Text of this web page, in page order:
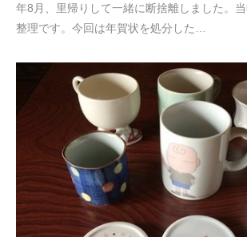
年8月、里帰りして一緒に断捨離しました。
整理です。今回は年賀状を処分した…